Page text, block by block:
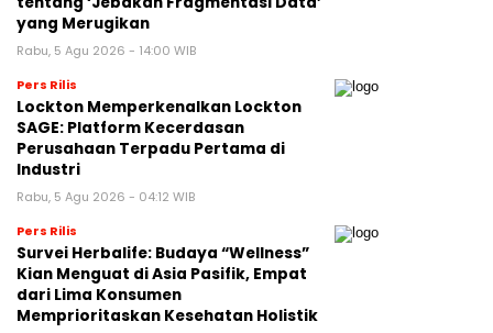
yang Merugikan
Rabu, 5 Agu 2026 - 14:00 WIB
Pers Rilis
Lockton Memperkenalkan Lockton
SAGE: Platform Kecerdasan
Perusahaan Terpadu Pertama di
Industri
Rabu, 5 Agu 2026 - 04:12 WIB
Pers Rilis
Survei Herbalife: Budaya “Wellness”
Kian Menguat di Asia Pasifik, Empat
dari Lima Konsumen
Memprioritaskan Kesehatan Holistik